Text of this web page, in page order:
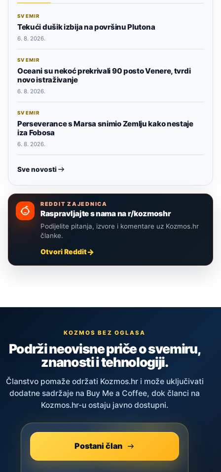
SVEMIR
Tekući dušik izbija na površinu Plutona
6. 8. 2026.
SVEMIR
Oceani su nekoć prekrivali 90 posto Venere, tvrdi
novo istraživanje
6. 8. 2026.
SVEMIR
Perseverance s Marsa snimio Zemlju kako nestaje
iza Fobosa
6. 8. 2026.
Sve novosti
REDDIT ZAJEDNICA
Raspravljajte s nama na r/kozmoshr
Podijelite pitanja, izvore i komentare uz Kozmos.hr
članke.
Otvori Reddit
KOZMOS BEZ OGLASA
Podrži neovisne priče o svemiru,
znanosti i tehnologiji.
Članstvo pomaže održati Kozmos.hr i može uključivati
dodatne sadržaje na Buy Me a Coffee, dok članci na
Kozmos.hr-u ostaju javno dostupni.
Postani član